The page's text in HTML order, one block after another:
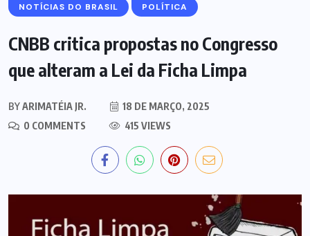
NOTÍCIAS DO BRASIL POLÍTICA
CNBB critica propostas no Congresso
que alteram a Lei da Ficha Limpa
BYARIMATÉIA JR.
18 DE MARÇO, 2025
0 COMMENTS
415 VIEWS